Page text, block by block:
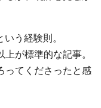
う経験則。
が標準的な記事。
ってくださったと感